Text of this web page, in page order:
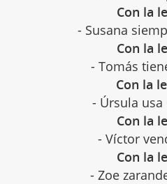
Con la
- Susana
Con la
- Tomás
Con la
- Úrsula
Con la
- Víctor
Con la
- Zoe